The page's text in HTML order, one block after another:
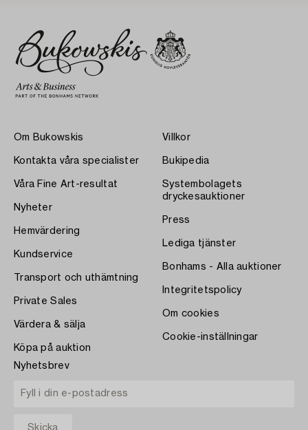
Om Bukowskis
Kontakta våra specialister
Våra Fine Art-resultat
Nyheter
Hemvärdering
Kundservice
Transport och uthämtning
Private Sales
Värdera & sälja
Köpa på auktion
Villkor
Bukipedia
Systembolagets
dryckesauktioner
Press
Lediga tjänster
Bonhams - Alla auktioner
Integritetspolicy
Om cookies
Cookie-inställningar
Nyhetsbrev